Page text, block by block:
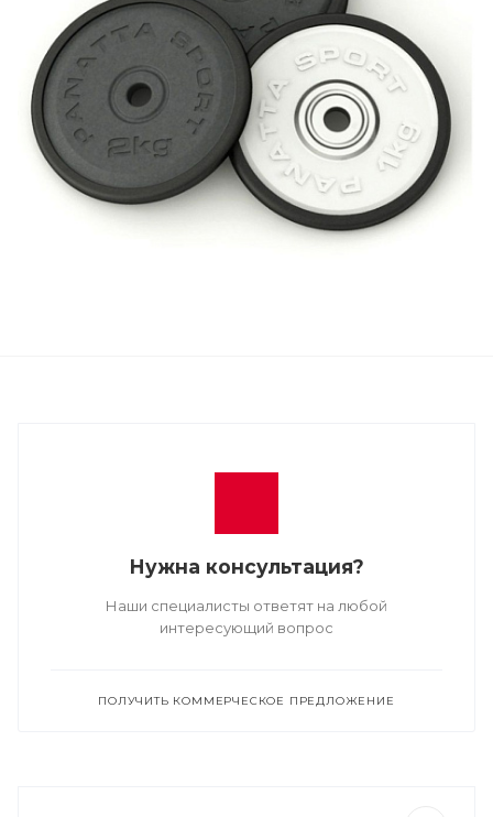
Нужна консультация?
Наши специалисты ответят на любой
интересующий вопрос
ПОЛУЧИТЬ КОММЕРЧЕСКОЕ ПРЕДЛОЖЕНИЕ